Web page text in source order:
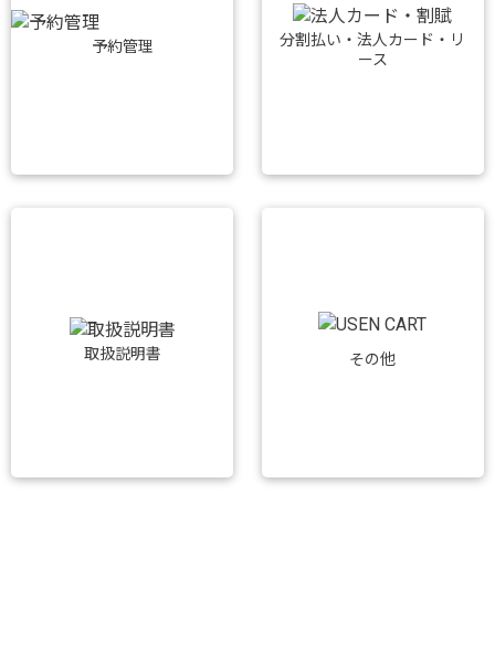
予約管理
分割払い・法人カード・リ
ース
取扱説明書 その他